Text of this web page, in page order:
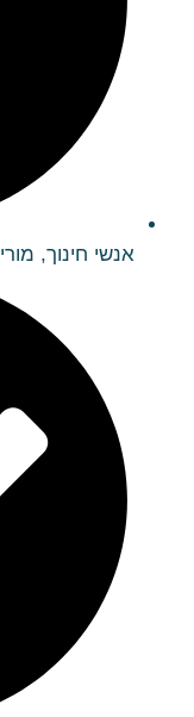
אנשי חינוך,